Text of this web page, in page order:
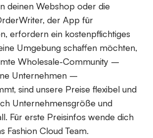
deinen Webshop oder die
der App für
erfordern ein kostenpflichtiges
Umgebung schaffen möchten,
Wholesale-Community –
Unternehmen –
sind unsere Preise flexibel und
Unternehmensgröße und
Für erste Preisinfos wende dich
Fashion Cloud Team.